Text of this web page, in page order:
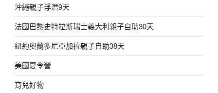
沖繩親子浮潛9天
法國巴黎史特拉斯瑞士義大利親子自助30天
紐約奧蘭多尼亞加拉親子自助38天
美國夏令營
育兒好物